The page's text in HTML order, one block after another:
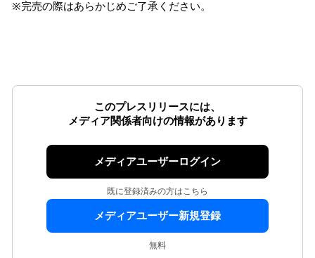
※完売の際はあらかじめご了承ください。
このプレスリリースには、
メディア関係者向けの情報があります
メディアユーザーログイン
既に登録済みの方はこちら
メディアユーザー新規登録
無料